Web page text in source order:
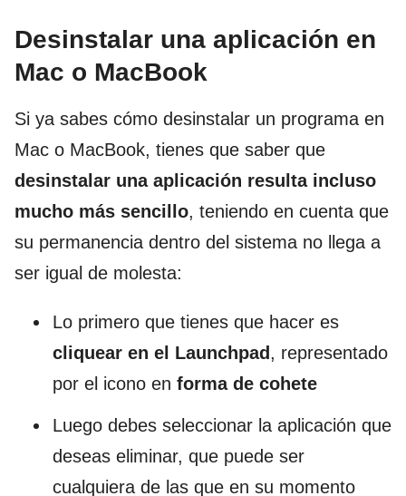
Desinstalar una aplicación en
Mac o MacBook
Si ya sabes cómo desinstalar un programa en
Mac o MacBook, tienes que saber que
desinstalar una aplicación resulta incluso
mucho más sencillo, teniendo en cuenta que
su permanencia dentro del sistema no llega a
ser igual de molesta:
Lo primero que tienes que hacer es
cliquear en el Launchpad , representado
por el icono en forma de cohete
Luego debes seleccionar la aplicación que
deseas eliminar, que puede ser
cualquiera de las que en su momento